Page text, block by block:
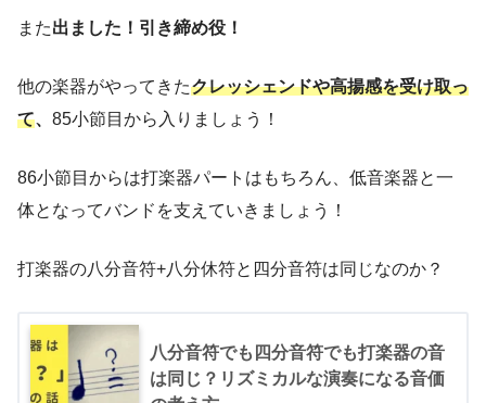
また出ました！引き締め役！
他の楽器がやってきたクレッシェンドや高揚感を受け取っ
て、 85小節目から入りましょう！
86小節目からは打楽器パートはもちろん、低音楽器と一
体となってバンドを支えていきましょう！
打楽器の八分音符+八分休符と四分音符は同じなのか？
八分音符でも四分音符でも打楽器の音
は同じ？リズミカルな演奏になる音価